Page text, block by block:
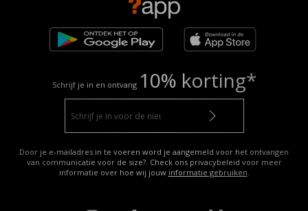
Schrijf je in en ontvang 10% korting*
Door je e-mailadres in te voeren word je aangemeld voor het ontvangen
van communicatie voor de size?. Check ons privacybeleid voor meer
informatie over hoe wij jouw informatie gebruiken.